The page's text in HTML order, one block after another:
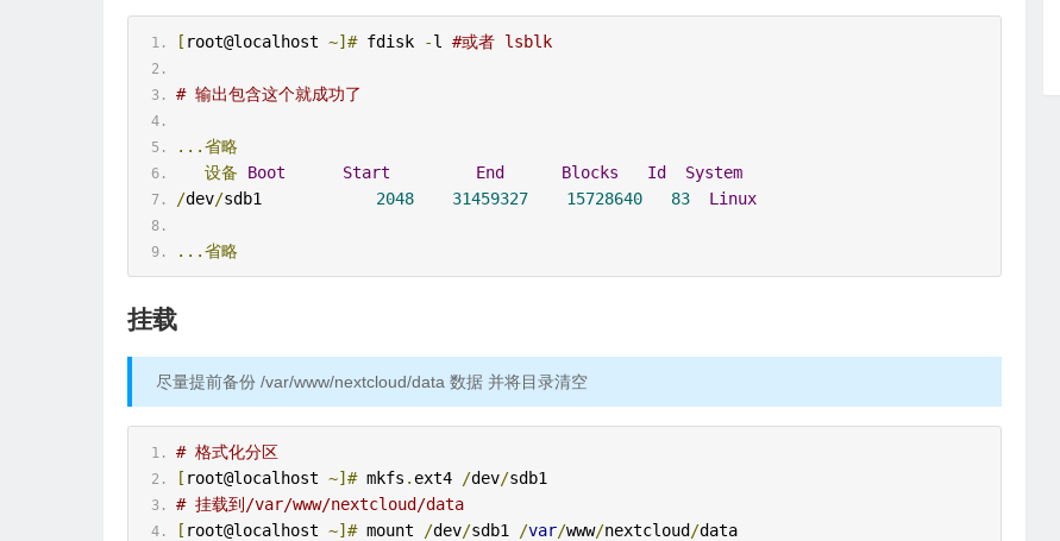
[ root@localhost ~]# fdisk -l #或者 lsblk
# 输出包含这个就成功了
...省略
设备
Boot Start End Blocks Id
System
/dev/sdb1 2048 31459327 15728640 83 Linux
...省略
挂载
尽量提前备份 /var/www/nextcloud/data 数据 并将目录清空
# 格式化分区
[ root@localhost ~]# mkfs . ext4 /dev/sdb1
# 挂载到/var/www/nextcloud/data
[ root@localhost ~]# mount /dev/sdb1 /var/www/nextcloud /data